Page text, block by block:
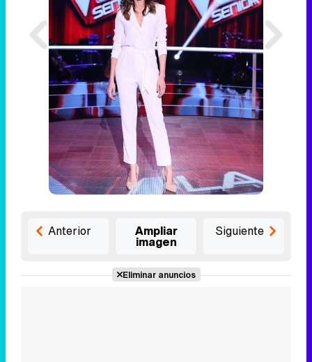
Anterior Ampliar
imagen
Siguiente
Eliminar anuncios